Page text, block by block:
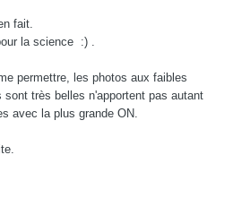
fait.
la science :) .
permettre, les photos aux faibles
très belles n'apportent pas autant
avec la plus grande ON.